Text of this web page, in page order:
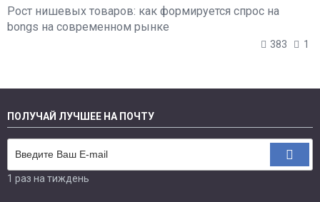
Рост нишевых товаров: как формируется спрос на
bongs на современном рынке
383 1
ПОЛУЧАЙ ЛУЧШЕЕ НА ПОЧТУ
1 раз на тиждень